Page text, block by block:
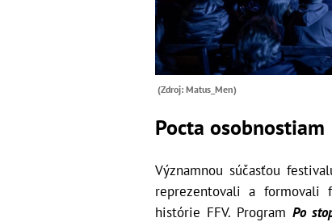
(Zdroj: Matus_Men)
Pocta osobnostiam
Významnou súčasťou
reprezentovali a formovali
histórie FFV. Program Po